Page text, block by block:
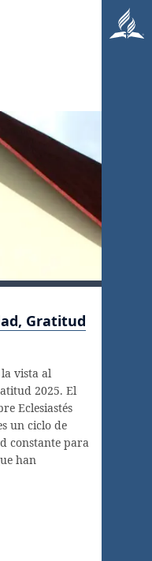
Gratitud
vista al
2025. El
Eclesiastés
un ciclo de
constante para
han